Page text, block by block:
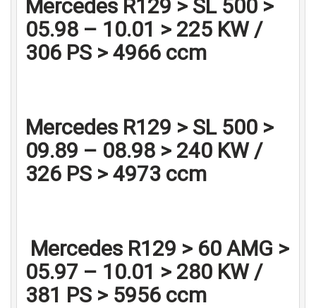
Mercedes R129 > SL 500 >
05.98 – 10.01 > 225 KW /
306 PS > 4966 ccm
Mercedes R129 > SL 500 >
09.89 – 08.98 > 240 KW /
326 PS > 4973 ccm
Mercedes R129 > 60 AMG >
05.97 – 10.01 > 280 KW /
381 PS > 5956 ccm